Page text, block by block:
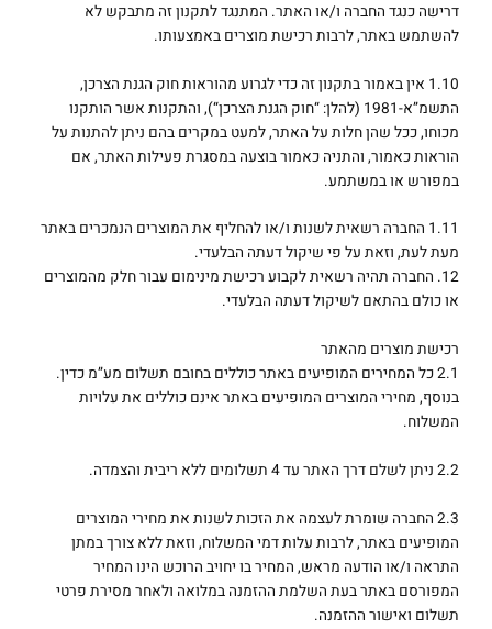
דרישה כנגד החברה ו/או האתר. המתנגד לתקנון זה מתבקש לא
להשתמש באתר, לרבות רכישת מוצרים באמצעותו.
1.10 אין באמור בתקנון זה כדי לגרוע מהוראות חוק הגנת הצרכן,
התשמ”א-1981 (להלן: “חוק הגנת הצרכן“), והתקנות אשר הותקנו
מכוחו, ככל שהן חלות על האתר, למעט במקרים בהם ניתן להתנות על
הוראות כאמור, והתניה כאמור בוצעה במסגרת פעילות האתר, אם
במפורש או במשתמע.
1.11 החברה רשאית לשנות ו/או להחליף את המוצרים הנמכרים באתר
מעת לעת, וזאת על פי שיקול דעתה הבלעדי.
12. החברה תהיה רשאית לקבוע רכישת מינימום עבור חלק מהמוצרים
או כולם בהתאם לשיקול דעתה הבלעדי.
רכישת מוצרים מהאתר
2.1 כל המחירים המופיעים באתר כוללים בחובם תשלום מע”מ כדין.
בנוסף, מחירי המוצרים המופיעים באתר אינם כוללים את עלויות
המשלוח.
2.2 ניתן לשלם דרך האתר עד 4 תשלומים ללא ריבית והצמדה.
2.3 החברה שומרת לעצמה את הזכות לשנות את מחירי המוצרים
המופיעים באתר, לרבות עלות דמי המשלוח, וזאת ללא צורך במתן
התראה ו/או הודעה מראש, המחיר בו יחויב הרוכש הינו המחיר
המפורסם באתר בעת השלמת ההזמנה במלואה ולאחר מסירת פרטי
תשלום ואישור ההזמנה.